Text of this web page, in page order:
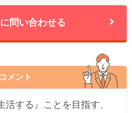
問い合わせる
メント
する』ことを目指す、